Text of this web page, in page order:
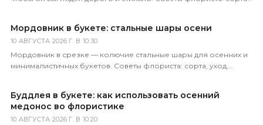
Мордовник в букете: стальные шары осени
10 АВГУСТА 2026 Г. В 10:30
Мордовник в срезке — колючие стальные шары для осенних и
минималистичных букетов. Советы флориста: сорта, уход,
Буддлея в букете: как использовать осенний
медонос во флористике
10 АВГУСТА 2026 Г. В 10:20